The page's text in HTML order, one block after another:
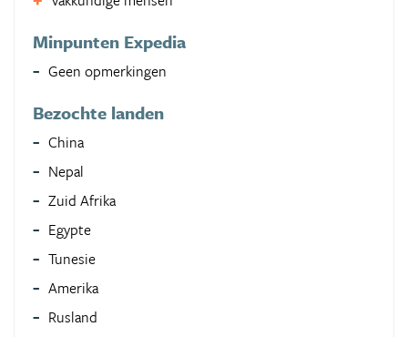
Minpunten Expedia
Geen opmerkingen
Bezochte landen
China
Nepal
Zuid Afrika
Egypte
Tunesie
Amerika
Rusland